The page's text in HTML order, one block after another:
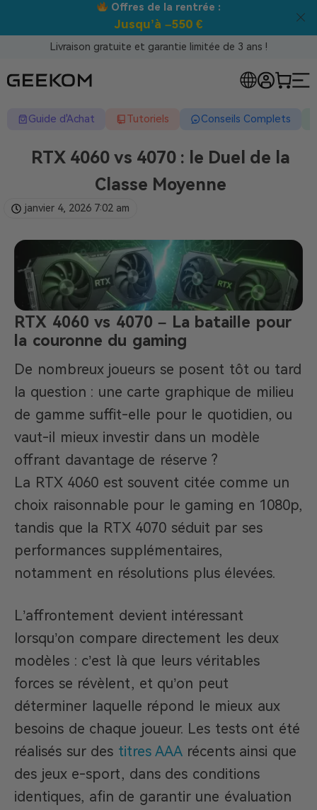
Meilleur prix garanti tous canaux !
Livraison gratuite et garantie limitée de 3 ans !
Guide d'Achat Tutoriels Conseils Complets
RTX 4060 vs 4070 : le Duel de la
Classe Moyenne
janvier 4, 2026 7:02 am
RTX 4060 vs 4070 – La bataille pour
la couronne du gaming
De nombreux joueurs se posent tôt ou tard
la question : une carte graphique de milieu
de gamme suffit-elle pour le quotidien, ou
vaut-il mieux investir dans un modèle
offrant davantage de réserve ?
La RTX 4060 est souvent citée comme un
choix raisonnable pour le gaming en 1080p,
tandis que la RTX 4070 séduit par ses
performances supplémentaires,
notamment en résolutions plus élevées.
L’affrontement devient intéressant
lorsqu’on compare directement les deux
modèles : c’est là que leurs véritables
forces se révèlent, et qu’on peut
déterminer laquelle répond le mieux aux
besoins de chaque joueur. Les tests ont été
réalisés sur des titres AAArécents ainsi que
des jeux e-sport, dans des conditions
identiques, afin de garantir une évaluation